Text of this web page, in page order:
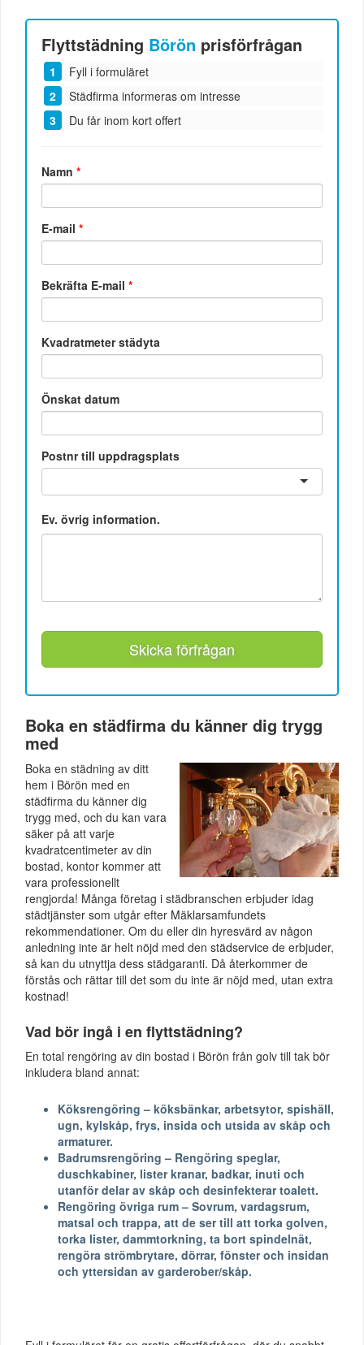
Flyttstädning Börön prisförfrågan
Fyll i formuläret
Städfirma informeras om intresse
Du får inom kort offert
Namn*
E-mail*
Bekräfta E-mail*
Kvadratmeter städyta
Önskat datum
Postnr till uppdragsplats
Ev. övrig information.
Skicka förfrågan
Boka en städfirma du känner dig trygg
med
Boka en städning av ditt
hem i Börön med en
städfirma du känner dig
trygg med, och du kan vara
säker på att varje
kvadratcentimeter av din
bostad, kontor kommer att
vara professionellt
rengjorda! Många företag i städbranschen erbjuder idag
städtjänster som utgår efter Mäklarsamfundets
rekommendationer. Om du eller din hyresvärd av någon
anledning inte är helt nöjd med den städservice de erbjuder,
så kan du utnyttja dess städgaranti. Då återkommer de
förstås och rättar till det som du inte är nöjd med, utan extra
kostnad!
Vad bör ingå i en flyttstädning?
En total rengöring av din bostad i Börön från golv till tak bör
inkludera bland annat:
Köksrengöring – köksbänkar, arbetsytor, spishäll,
ugn, kylskåp, frys, insida och utsida av skåp och
armaturer.
Badrumsrengöring – Rengöring speglar,
duschkabiner, lister kranar, badkar, inuti och
utanför delar av skåp och desinfekterar toalett.
Rengöring övriga rum – Sovrum, vardagsrum,
matsal och trappa, att de ser till att torka golven,
torka lister, dammtorkning, ta bort spindelnät,
rengöra strömbrytare, dörrar, fönster och insidan
och yttersidan av garderober/skåp.